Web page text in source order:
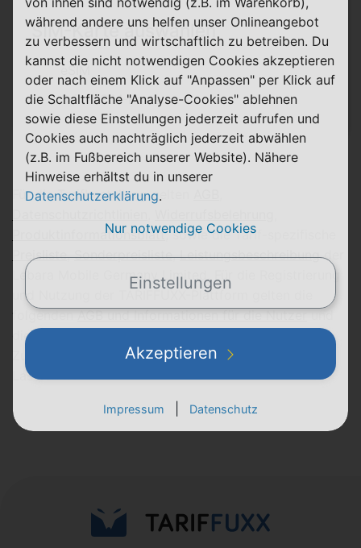
SIM-Karte auswählen
eSIM
3-in-1 SIM-Karte
Für die Tarifbestellung gelten
Produktinformationsblatt, sowie die Tarif-spezifische
Preisliste,Sonderpreisliste,Leistungsbeschreibungder
Lebara Mobile Germany Limited. Für die Registrierung
und Nutzung der TARIFFUXX-Plattform gelten die
folgendenAGB und Informationen für die Nutzerund
dieDatenschutzerklärung
Zur Verfügung stehende Zahlungsmittel: SEPA-
Lastschrift
während andere uns helfen unser Onlineangebot
zu verbessern und wirtschaftlich zu betreiben. Du
kannst die nicht notwendigen Cookies akzeptieren
oder nach einem Klick auf "Anpassen" per Klick auf
die Schaltfläche "Analyse-Cookies" ablehnen
sowie diese Einstellungen jederzeit aufrufen und
Cookies auch nachträglich jederzeit abwählen
(z.B. im Fußbereich unserer Website). Nähere
Hinweise erhältst du in unserer
Datenschutzerklärung.
Nur notwendige Cookies
Einstellungen
Akzeptieren
Impressum Datenschutz